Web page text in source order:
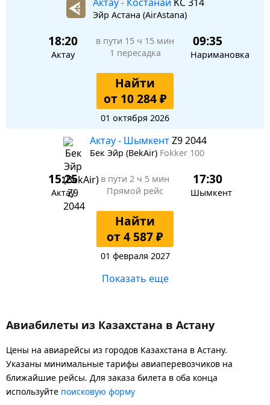
Эйр Астана (AirAstana)
18:20
Актау
в пути 15 ч 15 мин
1 пересадка
09:35
Наримановка
Найти
от 10 284 ₽
01 октября 2026
Актау - ШымкентZ9 2044
Бек Эйр (BekAir) Fokker 100
15:25
Актау
в пути 2 ч 5 мин
Прямой рейс
17:30
Шымкент
Найти
от 4 587 ₽
01 февраля 2027
Показать еще
Авиабилеты из Казахстана в Астану
Цены на авиарейсы из городов Казахстана в Астану.
Указаны минимальные тарифы авиаперевозчиков на
ближайшие рейсы. Для заказа билета в оба конца
используйте поисковую форму